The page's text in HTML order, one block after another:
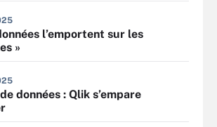
l’emportent sur les
»
données : Qlik s’empare